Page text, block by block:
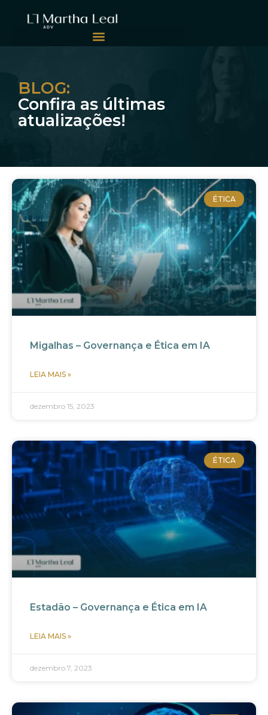
BLOG:
Confira as últimas
atualizações!
ÉTICA
Migalhas – Governança e Ética em IA
LEIA MAIS »
dezembro 15, 2023
ÉTICA
Estadão – Governança e Ética em IA
LEIA MAIS »
dezembro 7, 2023